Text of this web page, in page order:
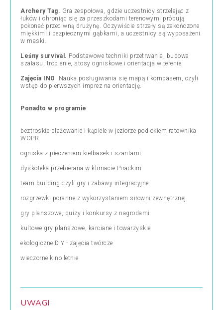
Archery Tag. Gra zespołowa, gdzie uczestnicy strzelając z
łuków i chroniąc się za przeszkodami terenowymi próbują
pokonać przeciwną drużynę. Oczywiście strzały są zakończone
miękkimi i bezpiecznymi gąbkami, a uczestnicy są wyposażeni
w maski.
Leśny survival. Podstawowe techniki przetrwania, budowa
szałasu, tropienie, stosy ogniskowe i orientacja w terenie.
Zajęcia INO . Nauka posługiwania się mapą i kompasem, czyli
wstęp do pierwszych imprez na orientację.
Ponadto w programie
beztroskie plażowanie i kąpiele w jeziorze pod okiem ratownika
WOPR
ogniska z pieczeniem kiełbasek i szantami
dyskoteka przebierana w klimacie Pirackim
team building czyli gry i zabawy integracyjne
rozgrzewki poranne z wykorzystaniem siłowni zewnętrznej
gry planszowe, quizy i konkursy z nagrodami
kultowe gry planszowe, karciane i towarzyskie
ekologiczne DIY - zajęcia twórcze
wieczorne kino letnie
UWAGI